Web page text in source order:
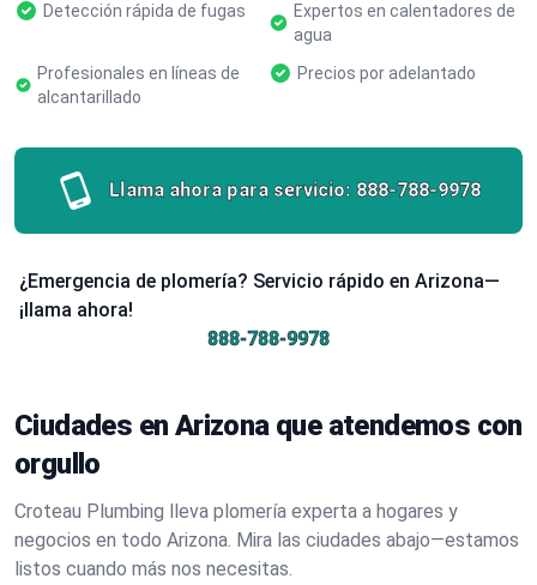
Detección rápida de fugas
Expertos en calentadores de
agua
Profesionales en líneas de
alcantarillado
Precios por adelantado
Llama ahora para servicio: 888-788-9978
¿Emergencia de plomería? Servicio rápido en Arizona—
¡llama ahora!
888-788-9978
Ciudades en Arizona que atendemos con
orgullo
Croteau Plumbing lleva plomería experta a hogares y
negocios en todo Arizona. Mira las ciudades abajo—estamos
listos cuando más nos necesitas.